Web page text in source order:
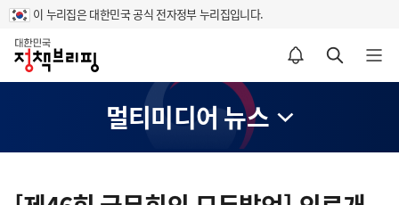
이 누리집은 대한민국 공식 전자정부 누리집입니다.
홈
알림설정 바로가기 검색 바로가기 메뉴 열기
멀티미디어 뉴스
텐